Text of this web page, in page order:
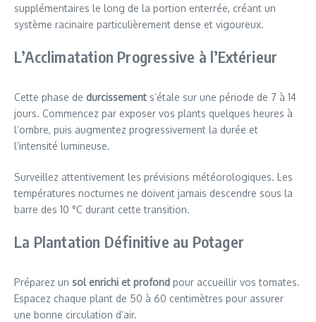
supplémentaires le long de la portion enterrée, créant un
système racinaire particulièrement dense et vigoureux.
L’Acclimatation Progressive à l’Extérieur
Cette phase de durcissement s’étale sur une période de 7 à 14
jours. Commencez par exposer vos plants quelques heures à
l’ombre, puis augmentez progressivement la durée et
l’intensité lumineuse.
Surveillez attentivement les prévisions météorologiques. Les
températures nocturnes ne doivent jamais descendre sous la
barre des 10 °C durant cette transition.
La Plantation Définitive au Potager
Préparez un sol enrichi et profond pour accueillir vos tomates.
Espacez chaque plant de 50 à 60 centimètres pour assurer
une bonne circulation d’air.